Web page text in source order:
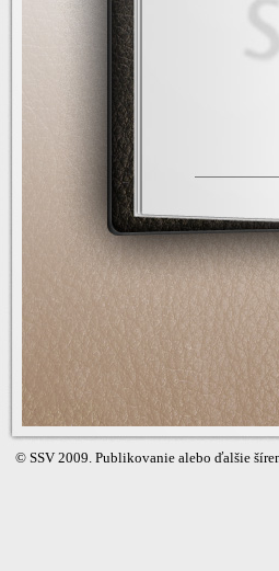
© SSV 2009. Publikovanie alebo ďalšie